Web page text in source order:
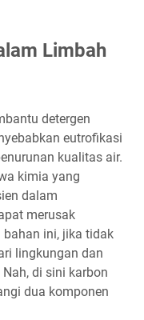
Limbah
detergen
eutrofikasi
kualitas air.
kimia yang
dalam
merusak
bahan ini, jika tidak
lingkungan dan
di sini karbon
dua komponen